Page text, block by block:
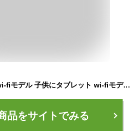
タブレット 8インチ wi-fiモデル 子供にタブレット wi-fiモデル 8インチ アイリスオーヤマタブレットPC 本体 4コア 2GB 32GB 800×1200 WXGA Wide-XGA 充電器付き 新生活 コンパクト 片手 LUCA 送料無料 TE082M2N1-B [NEW]【★2】
品をサイトでみる